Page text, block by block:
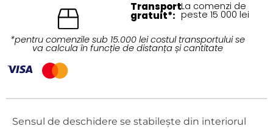
Transport
gratuit*:
La comenzi de
peste 15 000 lei
*pentru comenzile sub 15.000 lei costul transportului se
va calcula în funcție de distanța și cantitate
Sensul de deschidere se stabilește din interiorul